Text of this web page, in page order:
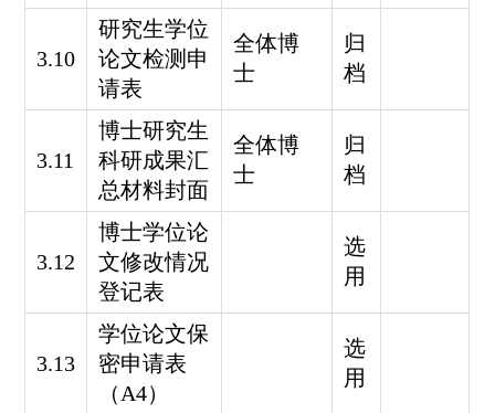
3.10
研究生学位
论文检测申
请表
全体博
士
归
档
3.11
博士研究生
科研成果汇
总材料封面
全体博
士
归
档
3.12
博士学位论
文修改情况
登记表
选
用
3.13
学位论文保
密申请表
（A4）
选
用